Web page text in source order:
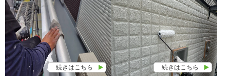
続きはこちら 続きはこちら